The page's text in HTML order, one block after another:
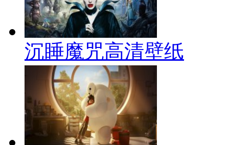
沉睡魔咒高清壁纸